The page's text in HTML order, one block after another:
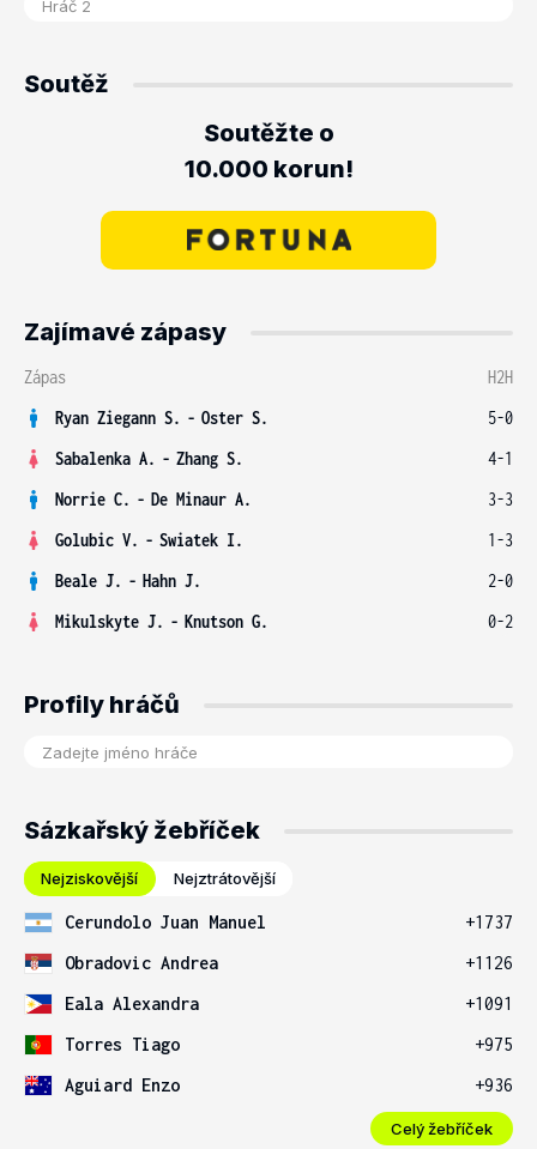
Soutěž
Soutěžte o
10.000 korun!
Zajímavé zápasy
Zápas
H2H
Ryan Ziegann S. - Oster S.
5-0
Sabalenka A. - Zhang S.
4-1
Norrie C. - De Minaur A.
3-3
Golubic V. - Swiatek I.
1-3
Beale J. - Hahn J.
2-0
Mikulskyte J. - Knutson G. 0-2
Profily hráčů
Sázkařský žebříček
Nejziskovější Nejztrátovější
Cerundolo Juan Manuel
+1737
Obradovic Andrea
+1126
Eala Alexandra
+1091
Torres Tiago
+975
Aguiard Enzo
+936
Celý žebříček